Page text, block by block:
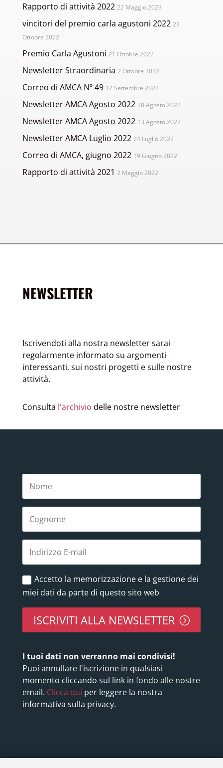
Rapporto di attività 2022 22 Maggio 2023
vincitori del premio carla agustoni 2022 23
Ottobre 2022
Premio Carla Agustoni 21 Ottobre 2022
Newsletter Straordinaria 2 Ottobre 2022
Correo di AMCA Nº 49 12 Settembre 2022
Newsletter AMCA Agosto 2022 28 Agosto 2022
Newsletter AMCA Agosto 2022 13 Agosto 2022
Newsletter AMCA Luglio 2022 24 Luglio 2022
Correo di AMCA, giugno 2022 19 Giugno 2022
Rapporto di attività 2021 2 Maggio 2022
NEWSLETTER
Iscrivendoti alla nostra newsletter sarai
regolarmente informato su argomenti
interessanti, sui nostri progetti e sulle nostre
attività.
Consulta l'archivio delle nostre newsletter
Accetto la memorizzazione e la gestione dei
miei dati da parte di questo sito web
ISCRIVITI ALLA NEWSLETTER
I tuoi dati non verranno mai condivisi!
Puoi annullare l'iscrizione in qualsiasi
momento cliccando sul link in fondo alle nostre
email. Clicca qui per leggere la nostra
informativa sulla privacy.